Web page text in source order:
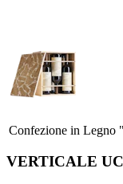
Confezione in
VERTICALE